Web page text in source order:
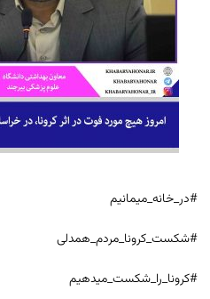
#در_خانه_میمانیم
#شکست_کرونا_مردم_همدلی
#کرونا_را_شکست_میدهیم